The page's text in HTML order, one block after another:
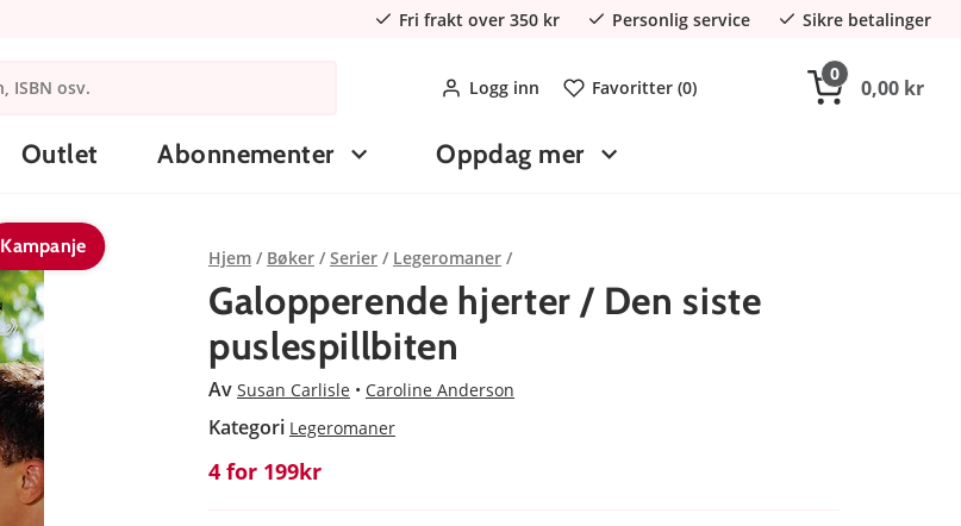
Fri frakt over 350 kr Personlig service Sikre betalinger
Logg inn Favoritter (0)
0
0,00 kr
Outlet Abonnementer Oppdag mer
Kampanje
Hjem Bøker Serier Legeromaner
Galopperende hjerter / Den siste
puslespillbiten
Av Susan Carlisle Caroline Anderson
Kategori Legeromaner
4 for 199kr